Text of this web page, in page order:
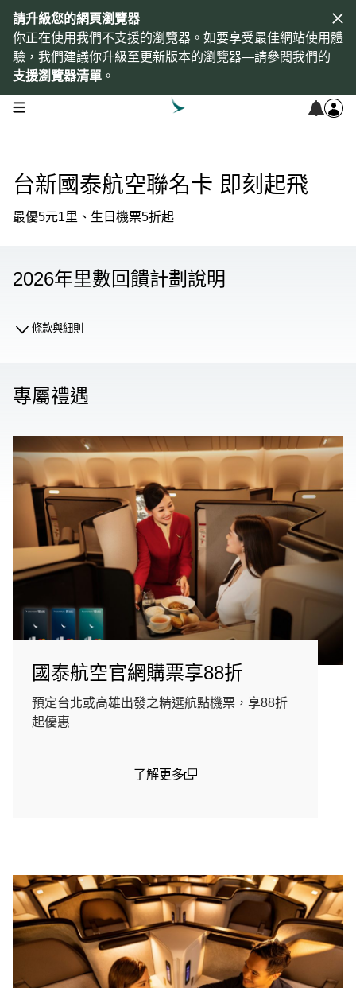
請升級您的網頁瀏覽器
你正在使用我們不支援的瀏覽器。如要享受最佳網站使用體
驗，我們建議你升級至更新版本的瀏覽器—請參閱我們的
支援瀏覽器清單 。
open navigation menu
台新國泰航空聯名卡 即刻起飛
最優5元1里、生日機票5折起
2026年里數回饋計劃說明
條款與細則
專屬禮遇
國泰航空官網購票享88折
預定台北或高雄出發之精選航點機票，享88折
起優惠
了解更多